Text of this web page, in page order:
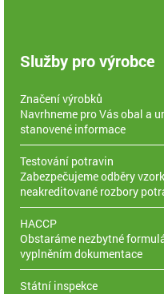
Služby pro výrobce
Značení výrobků
Navrhneme pro Vás obal a
stanovené informace
Testování potravin
Zabezpečujeme odběry
neakreditované rozbory
HACCP
Obstaráme nezbytné
vyplněním dokumentace
Státní inspekce